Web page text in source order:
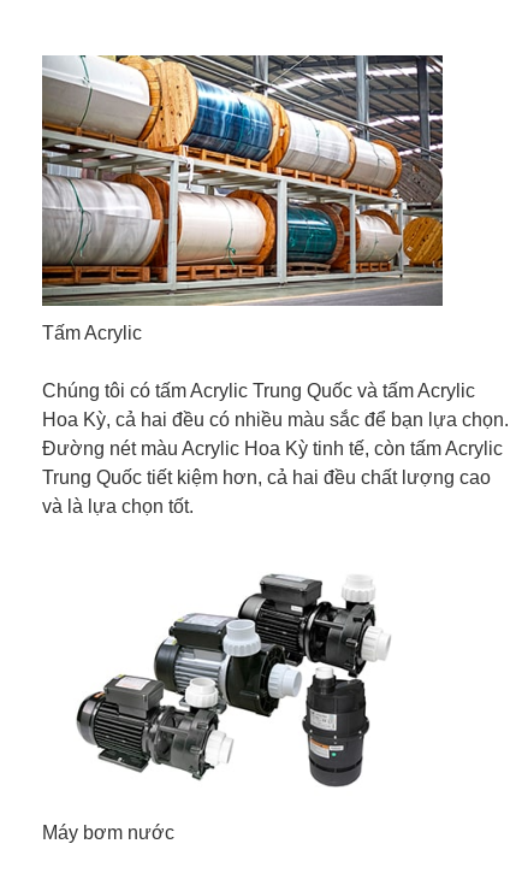
Tấm Acrylic
Chúng tôi có tấm Acrylic Trung Quốc và tấm Acrylic
Hoa Kỳ, cả hai đều có nhiều màu sắc để bạn lựa chọn.
Đường nét màu Acrylic Hoa Kỳ tinh tế, còn tấm Acrylic
Trung Quốc tiết kiệm hơn, cả hai đều chất lượng cao
và là lựa chọn tốt.
Máy bơm nước